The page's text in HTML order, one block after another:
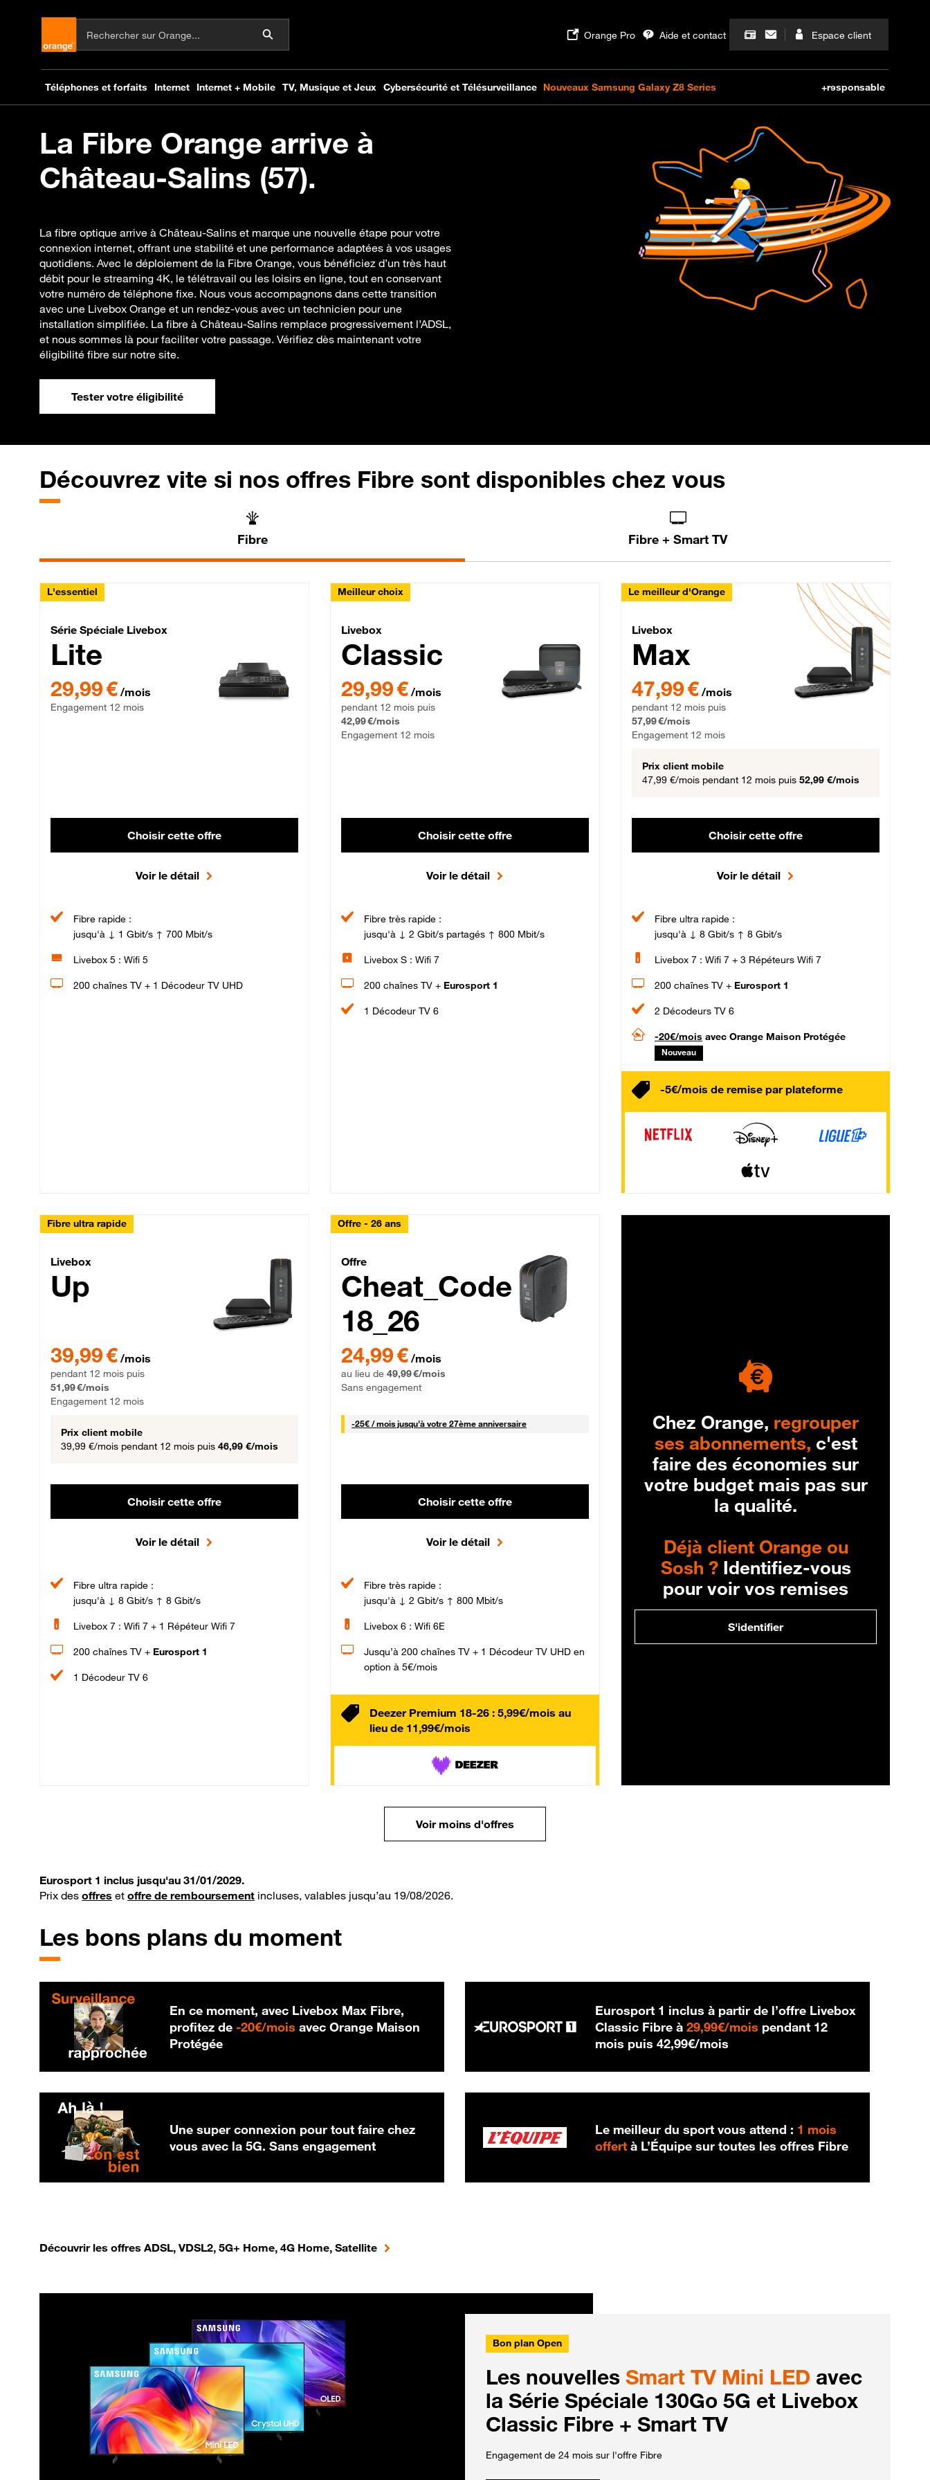
La Fibre Orange arrive à
Château-Salins (57).
La fibre optique arrive à Château-Salins et marque une nouvelle étape pour votre
connexion internet, offrant une stabilité et une performance adaptées à vos usages
quotidiens. Avec le déploiement de la Fibre Orange, vous bénéficiez d’un très haut
débit pour le streaming 4K, le télétravail ou les loisirs en ligne, tout en conservant
votre numéro de téléphone fixe. Nous vous accompagnons dans cette transition
avec une Livebox Orange et un rendez-vous avec un technicien pour une
installation simplifiée. La fibre à Château-Salins remplace progressivement l’ADSL,
et nous sommes là pour faciliter votre passage. Vérifiez dès maintenant votre
éligibilité fibre sur notre site.
Tester votre éligibilité
Découvrez vite si nos offres Fibre sont disponibles chez vous
Fibre Fibre + Smart TV
L'essentiel
Série Spéciale Livebox Lite Fibre
Série Spéciale Livebox
Lite
29,99 € par mois , Engagement 12 mois
29,99 € /mois
Engagement 12 mois
Choisir cette offre
Voir le détail
Fibre rapide :
jusqu'à ↓ 1 Gbit/s ↑ 700 Mbit/s
Livebox 5 : Wifi 5
200 chaînes TV + 1 Décodeur TV UHD
Meilleur choix
Livebox Classic Fibre
Livebox
Classic
29,99 € par mois pendant 12 mois puis 42,99 € par mois, Engagement 12 mois
29,99 € /mois
pendant 12 mois puis
42,99 €/mois
Engagement 12 mois
Choisir cette offre
Voir le détail
Fibre très rapide :
jusqu'à ↓ 2 Gbit/s partagés ↑ 800 Mbit/s
Livebox S : Wifi 7
200 chaînes TV + Eurosport 1
1 Décodeur TV 6
Le meilleur d'Orange
Livebox Max Fibre
Livebox
Max
47,99 € par mois pendant 12 mois puis 57,99 € par mois,
47,99 € /mois
pendant 12 mois puis
57,99 €/mois
Engagement 12 mois
Prix client mobile
47,99 €/mois pendant 12 mois puis 52,99 €/mois
Choisir cette offre
Voir le détail
Fibre ultra rapide :
jusqu'à ↓ 8 Gbit/s ↑ 8 Gbit/s
Livebox 7 : Wifi 7 + 3 Répéteurs Wifi 7
200 chaînes TV + Eurosport 1
2 Décodeurs TV 6
-20€/mois avec Orange Maison Protégée
Nouveau
-5€/mois de remise par plateforme
Fibre ultra rapide
Livebox Up Fibre
Livebox
Up
39,99 € /mois
pendant 12 mois puis
51,99 €/mois
Engagement 12 mois
Prix client mobile
39,99 €/mois pendant 12 mois puis 46,99 €/mois
Choisir cette offre
Voir le détail
Fibre ultra rapide :
jusqu'à ↓ 8 Gbit/s ↑ 8 Gbit/s
Livebox 7 : Wifi 7 + 1 Répéteur Wifi 7
200 chaînes TV + Eurosport 1
1 Décodeur TV 6
Offre - 26 ans
Cheat_Code Fibre_18_26
Offre
Cheat_Code
18_26
24,99 € /mois
au lieu de 49,99 €/mois
Sans engagement
-25€ / mois25 € par mois
jusqu'à votre 27ème anniversaire
Choisir cette offre
Voir le détail
Fibre très rapide :
jusqu'à ↓ 2 Gbit/s ↑ 800 Mbit/s
Livebox 6 : Wifi 6E
Jusqu’à 200 chaînes TV + 1 Décodeur TV UHD en
option à 5€/mois
Deezer Premium 18-26 : 5,99€/mois au
lieu de 11,99€/mois
Chez Orange, regrouper
ses abonnements, c'est
faire des économies sur
votre budget mais pas sur
la qualité.
Déjà client Orange ou
Sosh ?Identifiez-vous
pour voir vos remises
S'identifier
Voir moins d'offres
Eurosport 1 inclus jusqu'au 31/01/2029.
Prix des offres et offre de remboursement incluses, valables jusqu’au 19/08/2026.
Les bons plans du moment
En ce moment, avec Livebox Max Fibre,
profitez de -20€/mois 20 € par mois
avec Orange Maison
Protégée
Eurosport 1 inclus à partir de l’offre Livebox
Classic Fibre à29,99€/mois 29,99 € par mois
pendant 12
mois puis42,99€/mois
Une super connexion pour tout faire chez
vous avec la 5G. Sans engagement
Le meilleur du sport vous attend : 1 mois
offert à L’Équipe sur toutes les offres Fibre
Découvrir les offres ADSL, VDSL2, 5G+ Home, 4G Home, Satellite
Bon plan Open
Les nouvelles Smart TV Mini LED avec
la Série Spéciale 130Go 5G et Livebox
Classic Fibre + Smart TV
Engagement de 24 mois sur l'offre Fibre